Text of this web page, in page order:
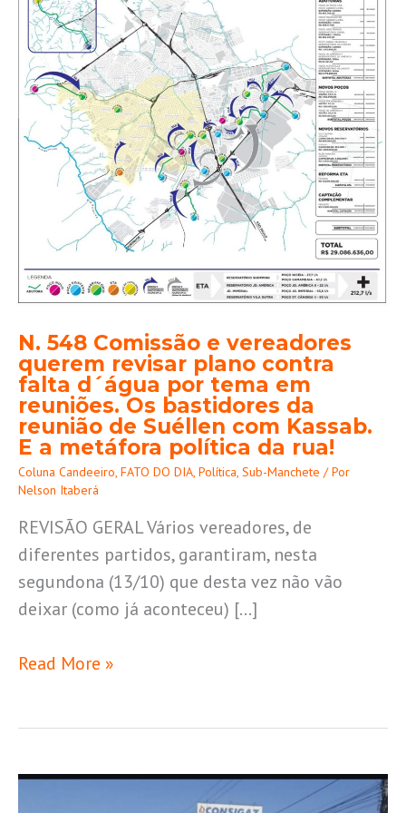
N. 548 Comissão e vereadores
querem revisar plano contra
falta d´água por tema em
reuniões. Os bastidores da
reunião de Suéllen com Kassab.
E a metáfora política da rua!
Coluna Candeeiro, FATO DO DIA, Política, Sub-Manchete / Por
Nelson Itaberá
REVISÃO GERAL Vários vereadores, de
diferentes partidos, garantiram, nesta
segundona (13/10) que desta vez não vão
deixar (como já aconteceu) […]
vereadores
querem
revisar
plano
contra
´água
por
tema
em
reuniões.
Os
bastidores
da
reunião
de
Suéllen
com
Kassab.
E
metáfora
Read More »
N.